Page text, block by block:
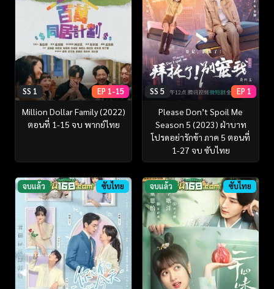
SS 1 EP 1-15
Million Dollar Family (2022)
ตอนที่ 1-15 จบ พากย์ไทย
SS 5 EP 1
Please Don’t Spoil Me
Season 5 (2023) ฝ่าบาท
โปรดอย่ารักข้า ภาค 5 ตอนที่
1-27 จบ ซับไทย
จบแล้ว ซับไทย จบแล้ว ซับไทย